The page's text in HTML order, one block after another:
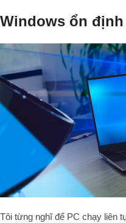
Windows ổn
Tôi từng nghĩ để PC chạy liên